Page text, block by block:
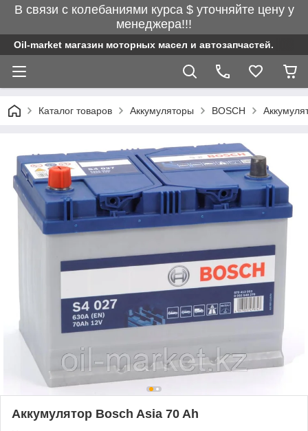
В связи с колебаниями курса $ уточняйте цену у
менеджера!!!
Oil-market магазин моторных масел и автозапчастей.
Каталог товаров Аккумуляторы BOSCH
Аккумулятор Bosch Asia 70 Ah